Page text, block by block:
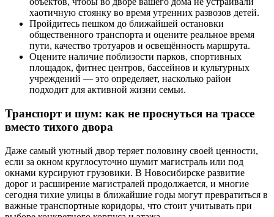
хаотичную стоянку во время утренних развозов детей.
Пройдитесь пешком до ближайшей остановки
общественного транспорта и оцените реальное время
пути, качество тротуаров и освещённость маршрута.
Оцените наличие поблизости парков, спортивных
площадок, фитнес центров, бассейнов и культурных
учреждений — это определяет, насколько район
подходит для активной жизни семьи.
Транспорт и шум: как не проснуться на трассе
вместо тихого двора
Даже самый уютный двор теряет половину своей ценности,
если за окном круглосуточно шумит магистраль или под
окнами курсируют грузовики. В Новосибирске развитие
дорог и расширение магистралей продолжается, и многие
сегодня тихие улицы в ближайшие годы могут превратиться в
важные транспортные коридоры, что стоит учитывать при